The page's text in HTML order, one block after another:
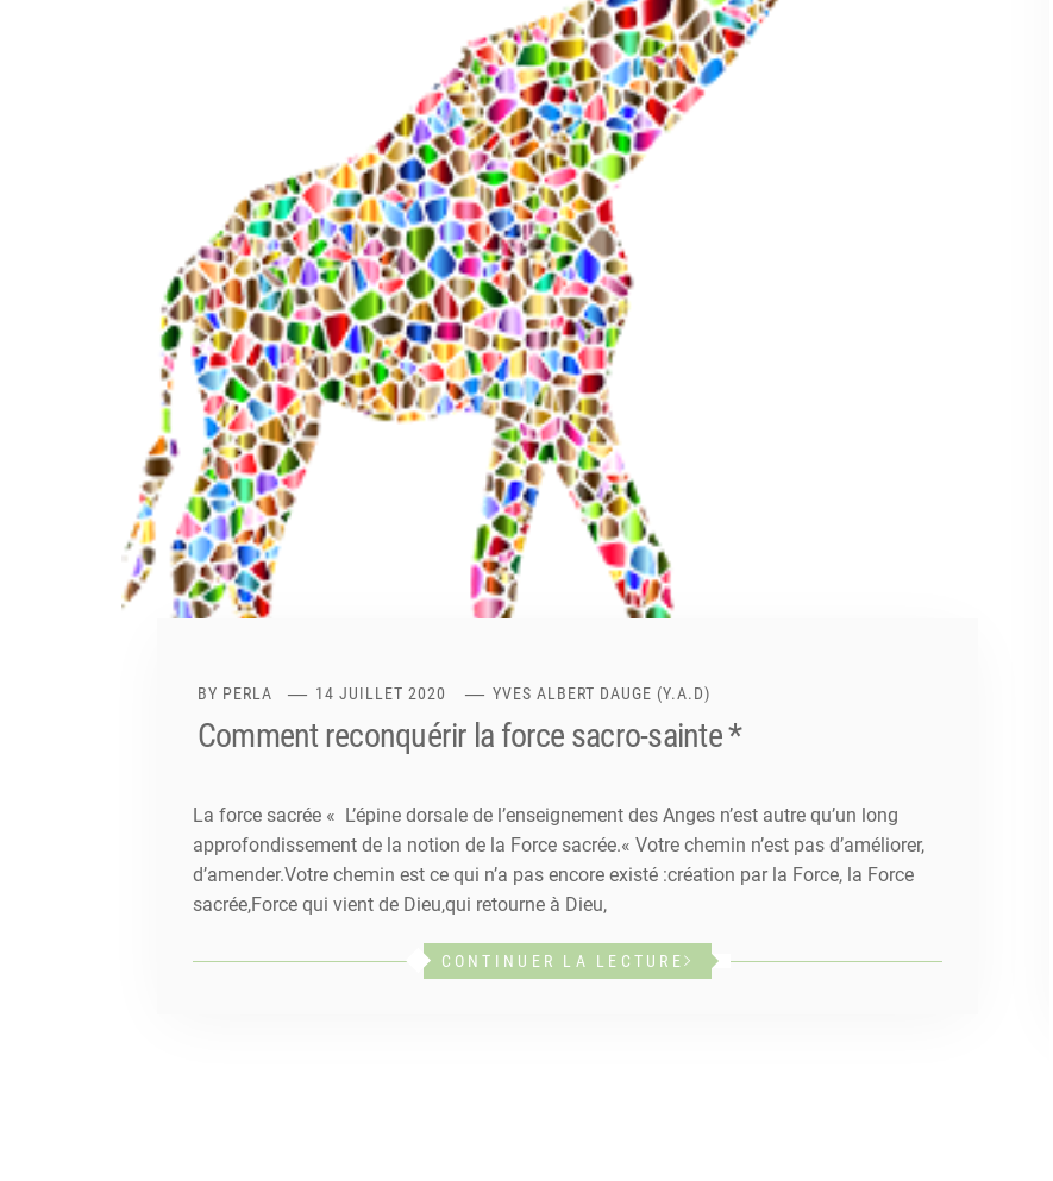
BY PERLA 14 JUILLET 2020 YVES ALBERT DAUGE (Y.A.D)
Comment reconquérir la force sacro-sainte *
La force sacrée « L’épine dorsale de l’enseignement des Anges n’est autre qu’un long
approfondissement de la notion de la Force sacrée.« Votre chemin n’est pas d’améliorer,
d’amender.Votre chemin est ce qui n’a pas encore existé :création par la Force, la Force
sacrée,Force qui vient de Dieu,qui retourne à Dieu,
CONTINUER LA LECTURE